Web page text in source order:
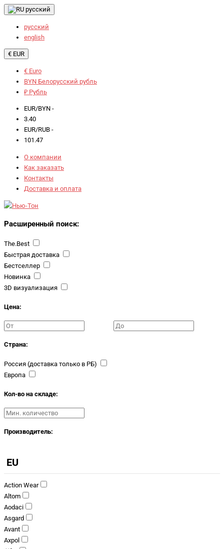
русский
русский
english
€ EUR
€ Euro
BYN Белорусский рубль
₽ Рубль
EUR/BYN -
3.40
EUR/RUB -
101.47
О компании
Как заказать
Контакты
Доставка и оплата
Расширенный поиск:
The.Best
Быстрая доставка
Бестселлер
Новинка
3D визуализация
Цена:
Страна:
Россия (доставка только в РБ)
Европа
Кол-во на складе:
Производитель:
EU
Action Wear
Altom
Aodaci
Asgard
Avant
Axpol